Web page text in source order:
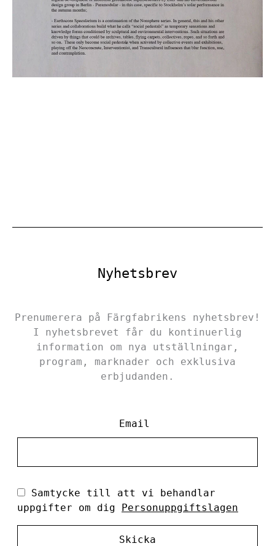
Nyhetsbrev
Prenumerera på Färgfabrikens nyhetsbrev!
I nyhetsbrevet får du kontinuerlig
information om nya utställningar,
program, marknader och exklusiva
erbjudanden.
Email
Samtycke till att vi behandlar
uppgifter om dig Personuppgiftslagen
Skicka